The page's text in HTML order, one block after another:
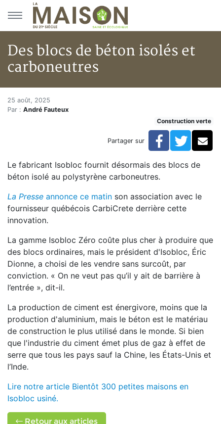
Aller au menu principal
Aller au contenu principal
Des blocs de béton isolés et
carboneutres
Accueil
Articles
Des blocs de béton isolés et carboneutres
Des blocs de béton isolés et
25 août, 2025
Par : André Fauteux
Construction verte
Partager sur Facebook
Le fabricant Isobloc fournit désormais des blocs de
béton isolé au polystyrène carboneutres.
La Presse annonce ce matin son association avec le
fournisseur québécois CarbiCrete derrière cette
innovation.
La gamme Isobloc Zéro coûte plus cher à produire que
des blocs ordinaires, mais le président d'Isobloc, Éric
Dionne, a choisi de les vendre sans surcoût, par
conviction. « On ne veut pas qu’il y ait de barrière à
l’entrée », dit-il.
La production de ciment est énergivore, moins que la
production d'aluminium, mais le béton est le matériau
de construction le plus utilisé dans le monde. Si bien
que l'industrie du ciment émet plus de gaz à effet de
serre que tous les pays sauf la Chine, les États-Unis et
l’Inde.
Lire notre article Bientôt 300 petites maisons en
Isobloc usiné.
Retour aux articles